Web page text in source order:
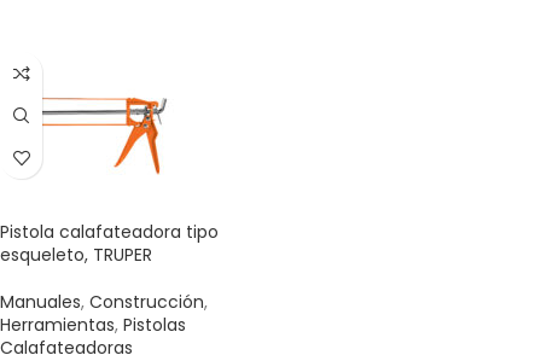
Pistola calafateadora tipo
esqueleto, TRUPER
Manuales, Construcción,
Herramientas, Pistolas
Calafateadoras